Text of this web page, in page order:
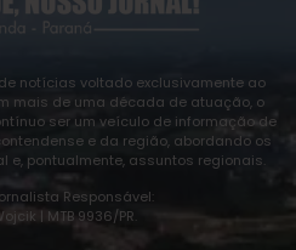
notícias voltado exclusivamente ao
mais de uma década de atuação, o
ser um veículo de informação de
e da região, abordando os
e, pontualmente, assuntos regionais.
Responsável:
| MTB 9936/PR.